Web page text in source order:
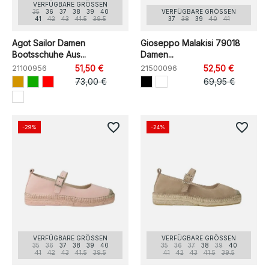
VERFÜGBARE GRÖSSEN
35
36 37 38 39
40
41
42 43 41.5 39.5
Agot Sailor Damen
Bootsschuhe Aus...
21100956
51,50 €
73,00 €
VERFÜGBARE GRÖSSEN
37
38 39 40 41
Gioseppo Malakisi 79018
Damen...
21500096
52,50 €
69,95 €
VERFÜGBARE GRÖSSEN
35
36 37 38 39
40
41
42 43 41.5 39.5
-29% favorite_border
VERFÜGBARE GRÖSSEN
35
36 37 38 39
40
41
42 43 41.5 39.5
-24% favorite_border